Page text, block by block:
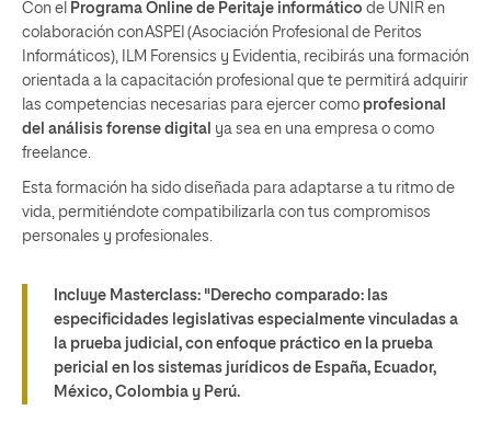
Con el Programa Online de Peritaje informático de UNIR en
colaboración con ASPEI (Asociación Profesional de Peritos
Informáticos), ILM Forensics y Evidentia, recibirás una formación
orientada a la capacitación profesional que te permitirá adquirir
las competencias necesarias para ejercer como profesional
del análisis forense digital ya sea en una empresa o como
freelance.
Esta formación ha sido diseñada para adaptarse a tu ritmo de
vida, permitiéndote compatibilizarla con tus compromisos
personales y profesionales.
Incluye Masterclass: "Derecho comparado: las
especificidades legislativas especialmente vinculadas a
la prueba judicial, con enfoque práctico en la prueba
pericial en los sistemas jurídicos de España, Ecuador,
México, Colombia y Perú.